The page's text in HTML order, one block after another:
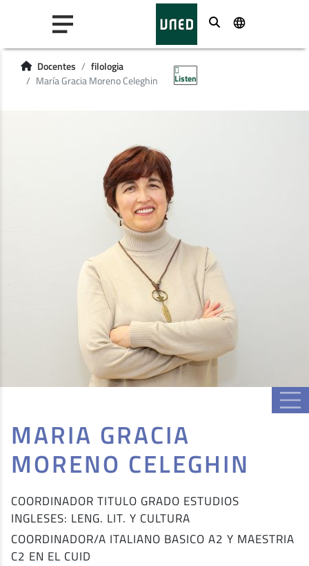
Buscar
Docentes
filologia
María Gracia Moreno Celeghin
Listen
MARIA GRACIA
MORENO CELEGHIN
COORDINADOR TITULO GRADO ESTUDIOS
INGLESES: LENG. LIT. Y CULTURA
COORDINADOR/A ITALIANO BASICO A2 Y MAESTRIA
C2 EN EL CUID